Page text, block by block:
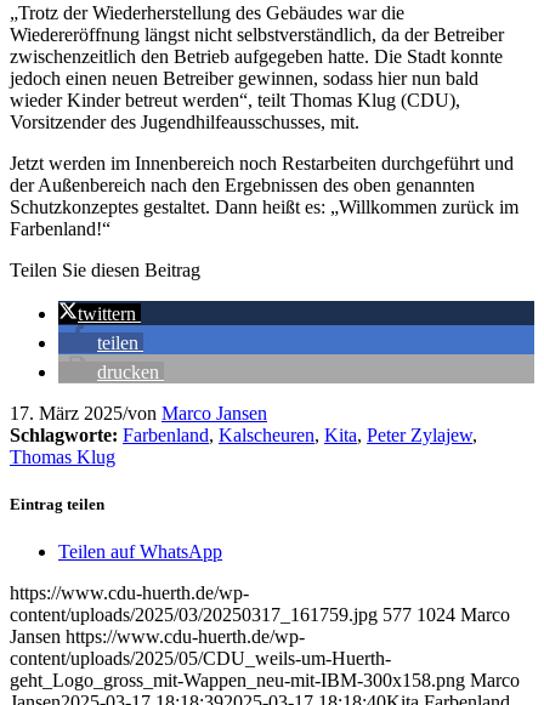
„Trotz der Wiederherstellung des Gebäudes war die
Wiedereröffnung längst nicht selbstverständlich, da der Betreiber
zwischenzeitlich den Betrieb aufgegeben hatte. Die Stadt konnte
jedoch einen neuen Betreiber gewinnen, sodass hier nun bald
wieder Kinder betreut werden“, teilt Thomas Klug (CDU),
Vorsitzender des Jugendhilfeausschusses, mit.
Jetzt werden im Innenbereich noch Restarbeiten durchgeführt und
der Außenbereich nach den Ergebnissen des oben genannten
Schutzkonzeptes gestaltet. Dann heißt es: „Willkommen zurück im
Farbenland!“
Teilen Sie diesen Beitrag
twittern
teilen
drucken
17. März 2025/von Marco Jansen
Schlagworte: Farbenland, Kalscheuren, Kita, Peter Zylajew,
Thomas Klug
Eintrag teilen
Teilen auf WhatsApp
https://www.cdu-huerth.de/wp-
content/uploads/2025/03/20250317_161759.jpg 577 1024 Marco
Jansen https://www.cdu-huerth.de/wp-
content/uploads/2025/05/CDU_weils-um-Huerth-
geht_Logo_gross_mit-Wappen_neu-mit-IBM-300x158.png Marco